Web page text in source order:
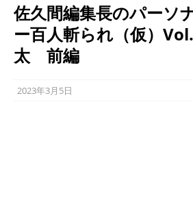
佐久間編集長のパーソ
ー百人斬られ（仮）
太 前編
2023年3月5日